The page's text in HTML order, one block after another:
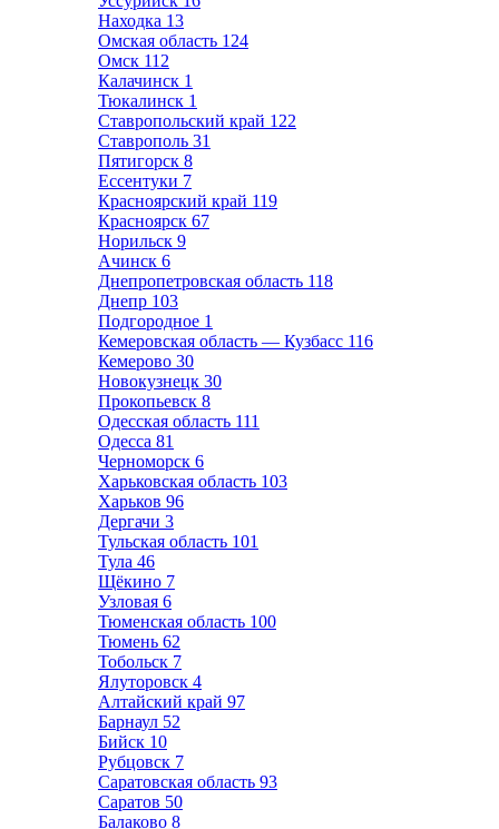
Находка 13
Омская область 124
Омск 112
Калачинск 1
Тюкалинск 1
Ставропольский край 122
Ставрополь 31
Пятигорск 8
Ессентуки 7
Красноярский край 119
Красноярск 67
Норильск 9
Ачинск 6
Днепропетровская область 118
Днепр 103
Подгородное 1
Кемеровская область — Кузбасс 116
Кемерово 30
Новокузнецк 30
Прокопьевск 8
Одесская область 111
Одесса 81
Черноморск 6
Харьковская область 103
Харьков 96
Дергачи 3
Тульская область 101
Тула 46
Щёкино 7
Узловая 6
Тюменская область 100
Тюмень 62
Тобольск 7
Ялуторовск 4
Алтайский край 97
Барнаул 52
Бийск 10
Рубцовск 7
Саратовская область 93
Саратов 50
Балаково 8